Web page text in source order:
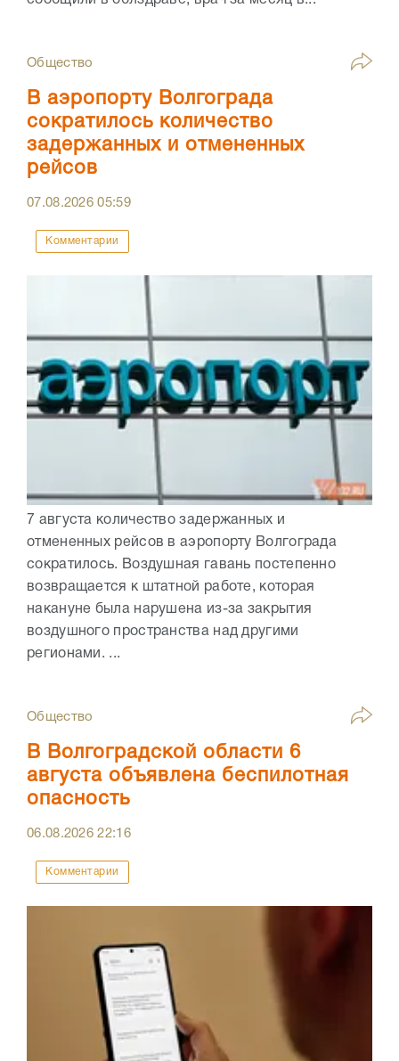
Общество
В аэропорту Волгограда
сократилось количество
задержанных и отмененных
рейсов
07.08.202605:59
Комментарии
7 августа количество задержанных и
отмененных рейсов в аэропорту Волгограда
сократилось. Воздушная гавань постепенно
возвращается к штатной работе, которая
накануне была нарушена из-за закрытия
воздушного пространства над другими
регионами. ...
Общество
В Волгоградской области 6
августа объявлена беспилотная
опасность
06.08.202622:16
Комментарии